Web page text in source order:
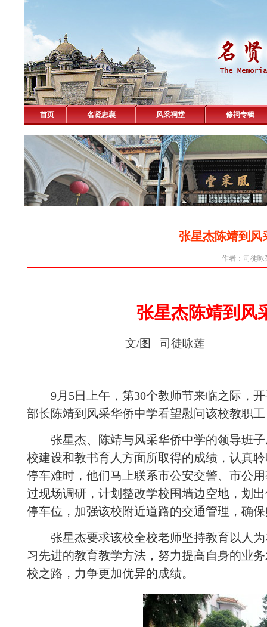
首页 名贤忠襄 风采祠堂 修祠专辑
张星杰陈靖到风
作者：司徒咏
张星杰陈靖到风
文/图 司徒咏莲
9月 5日 上午，第30个教师节来临之际，
部长陈靖到风采华侨中学看望慰问该校教职
张星杰、陈靖与风采华侨中学的领导班子
校建设和教书育人方面所取得的成绩，认真
停车难时，他们马上联系市公安交警、市公
过现场调研，计划整改学校围墙边空地，划
停车位，加强该校附近道路的交通管理，确
张星杰要求该校全校老师坚持教育以人为
习先进的教育教学方法，努力提高自身的业
校之路，力争更加优异的成绩。